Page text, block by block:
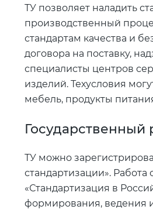
ТУ позволяет наладить
производственный
стандартам качества и
договора на поставку,
специалисты центров
изделий. Техусловия
мебель, продукты
Государственный
ТУ можно
стандартизации». Работа
«Стандартизация в
формирования, ведения